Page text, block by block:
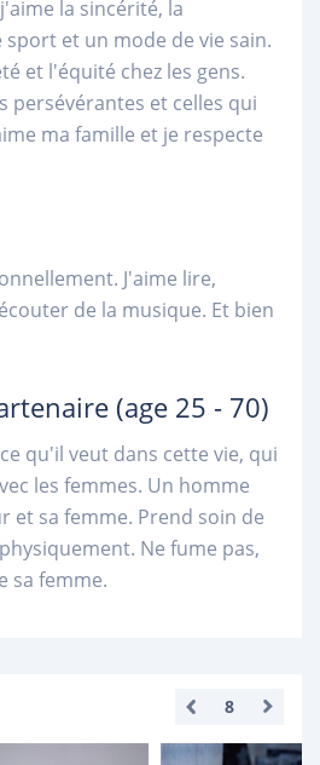
la sincérité, la
sport et un mode de vie sain.
et l'équité chez les gens.
persévérantes et celles qui
ma famille et je respecte
J'aime lire,
de la musique. Et bien
(age 25 - 70)
qu'il veut dans cette vie, qui
les femmes. Un homme
et sa femme. Prend soin de
Ne fume pas,
sa femme.
8